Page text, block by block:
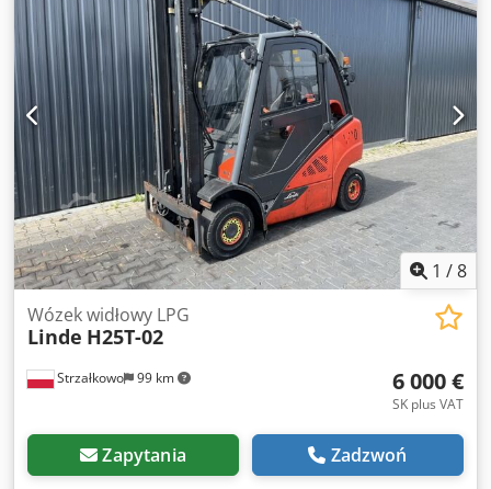
ISO 2 = 1.000 - 2.500 kg Typ masztu: Triplex Stan: Gotowy
do pracy i w pełni sprawny Stan techniczny: dobry Opis:
Połówka kabiny Cedpfxszri T Is Aqqerf Przesuw boczny, 3.
zawór, ogrzewanie,
1 /8
Strzałkowo 99 km
Wózek widłowy LPG
Linde H25T-02
6 000 €
SK plus VAT
Zapytania Zadzwoń